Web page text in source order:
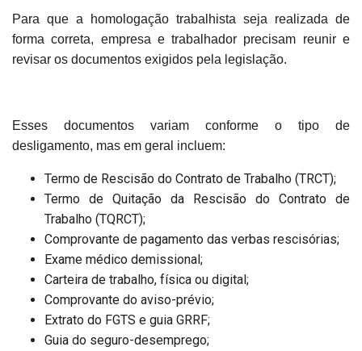
Para que a homologação trabalhista seja realizada de
forma correta, empresa e trabalhador precisam reunir e
revisar os documentos exigidos pela legislação.
Esses documentos variam conforme o tipo de
desligamento, mas em geral incluem:
Termo de Rescisão do Contrato de Trabalho (TRCT);
Termo de Quitação da Rescisão do Contrato de
Trabalho (TQRCT);
Comprovante de pagamento das verbas rescisórias;
Exame médico demissional;
Carteira de trabalho, física ou digital;
Comprovante do aviso-prévio;
Extrato do FGTS e guia GRRF;
Guia do seguro-desemprego;